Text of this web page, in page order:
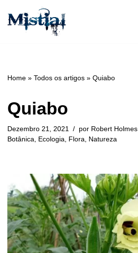
Avançar
Home » Todos os artigos » Quiabo
Quiabo
Dezembro 21, 2021 por Robert Holmes
Botânica, Ecologia, Flora, Natureza